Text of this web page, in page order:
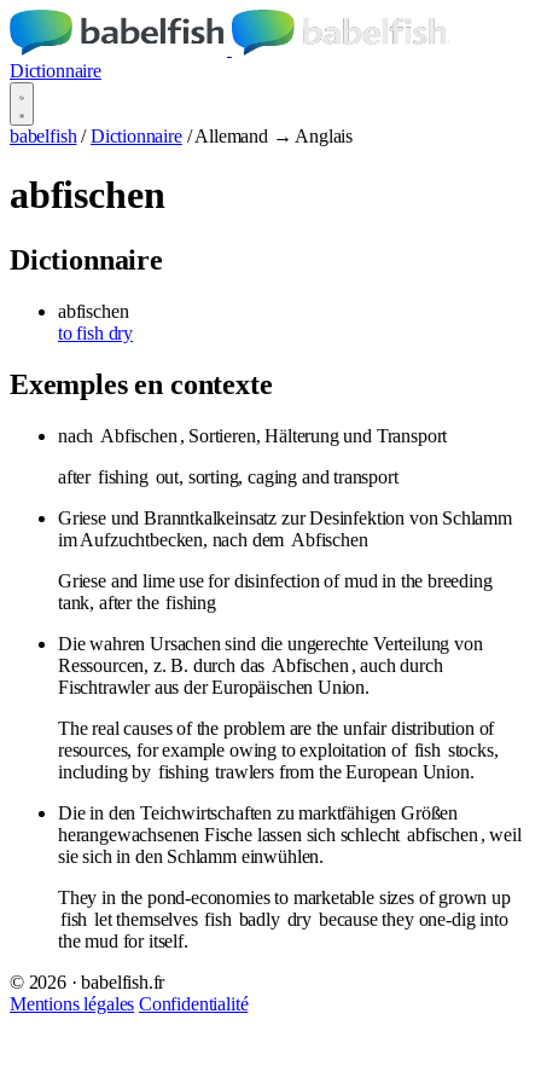
Dictionnaire
babelfish / Dictionnaire / Allemand → Anglais
abfischen
Dictionnaire
abfischen
to fish dry
Exemples en contexte
nach Abfischen , Sortieren, Hälterung und Transport
after fishing out, sorting, caging and transport
Griese und Branntkalkeinsatz zur Desinfektion von Schlamm
im Aufzuchtbecken, nach dem Abfischen
Griese and lime use for disinfection of mud in the breeding
tank, after the fishing
Die wahren Ursachen sind die ungerechte Verteilung von
Ressourcen, z. B. durch das Abfischen , auch durch
Fischtrawler aus der Europäischen Union.
The real causes of the problem are the unfair distribution of
resources, for example owing to exploitation of fish stocks,
including by fishing trawlers from the European Union.
Die in den Teichwirtschaften zu marktfähigen Größen
herangewachsenen Fische lassen sich schlecht abfischen , weil
sie sich in den Schlamm einwühlen.
They in the pond-economies to marketable sizes of grown up
fish let themselves fish badly dry because they one-dig into
the mud for itself.
© 2026 · babelfish.fr
Mentions légales Confidentialité